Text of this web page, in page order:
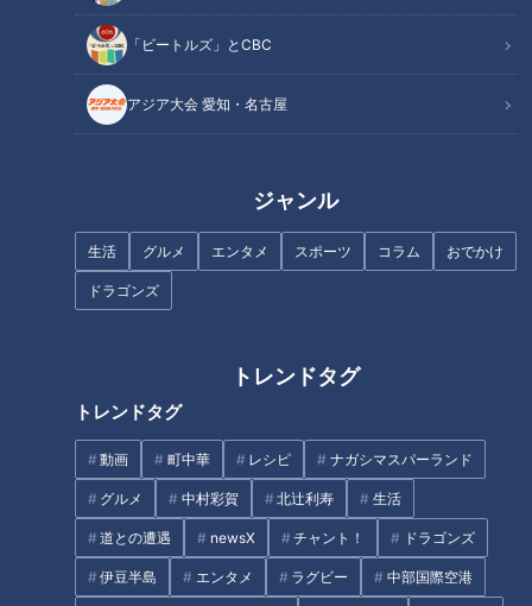
「ビートルズ」とCBC
アジア大会 愛知・名古屋
ジャンル
生活 グルメ エンタメ スポーツ コラム おでかけ
ドラゴンズ
トレンドタグ
トレンドタグ
動画 町中華 レシピ ナガシマスパーランド
グルメ 中村彩賀 北辻利寿 生活
道との遭遇 newsX チャント！ ドラゴンズ
伊豆半島 エンタメ ラグビー 中部国際空港
チ「ミクニナゴヤ」
不動の大人気メニュー「ローストビーフ」も食べ放題！オ
ールデイダイニング「パーゴラ」
オススメ関連コンテンツ
極上ガーリックライスが登場！高級鉄板焼「那古
亭」
CBCテレビ『花咲かタイムズ』